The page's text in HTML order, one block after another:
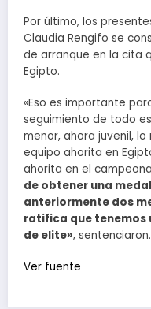
Por último, los
Claudia Rengifo se
de arranque en la cita
Egipto.
«Eso es importante
seguimiento de todo
menor, ahora juvenil,
equipo ahorita en
ahorita en el
de obtener una
anteriormente dos
ratifica que
de elite», sentenciaron.
Ver fuente